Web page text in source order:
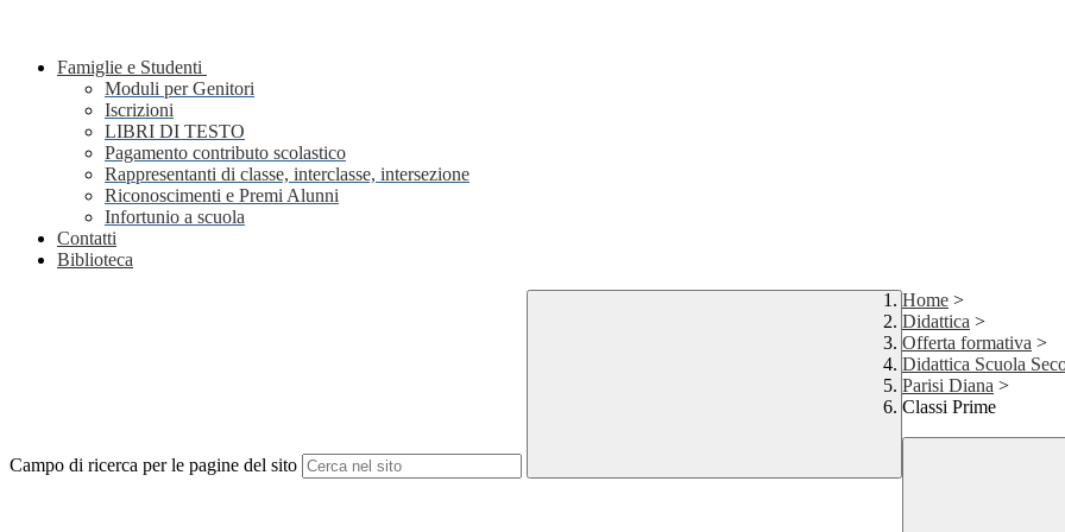
Famiglie e Studenti
Moduli per Genitori
Iscrizioni
LIBRI DI TESTO
Pagamento contributo scolastico
Rappresentanti di classe, interclasse, intersezione
Riconoscimenti e Premi Alunni
Infortunio a scuola
Contatti
Biblioteca
Campo di ricerca per le pagine del sito
Home >
Didattica >
Offerta formativa >
Didattica Scuola
Parisi Diana >
Classi Prime